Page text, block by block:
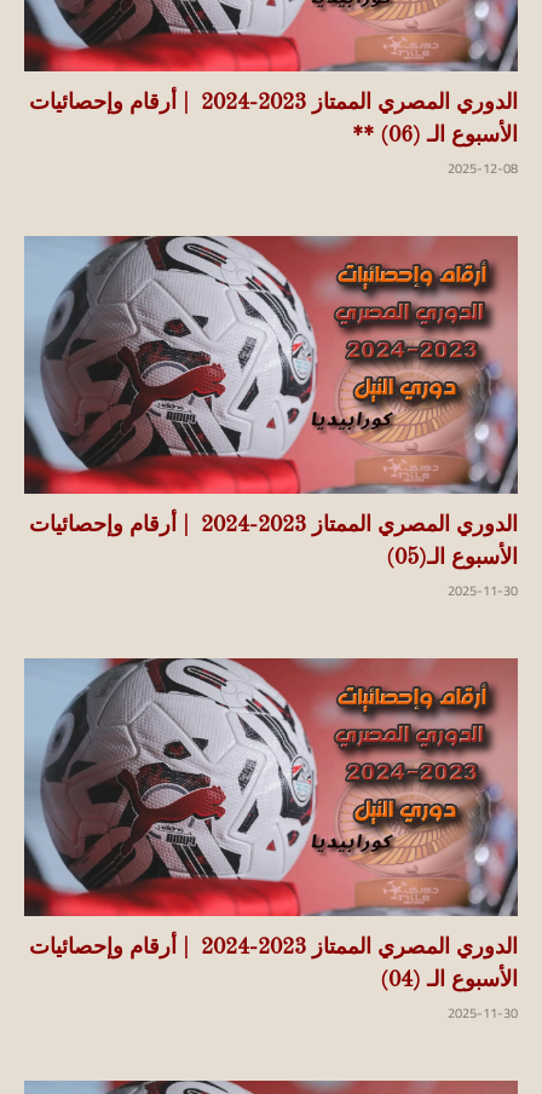
الدوري المصري الممتاز 2023-2024 | أرقام وإحصائيات
الأسبوع الـ (06) **
2025-12-08
الدوري المصري الممتاز 2023-2024 | أرقام وإحصائيات
الأسبوع الـ(05)
2025-11-30
الدوري المصري الممتاز 2023-2024 | أرقام وإحصائيات
الأسبوع الـ (04)
2025-11-30